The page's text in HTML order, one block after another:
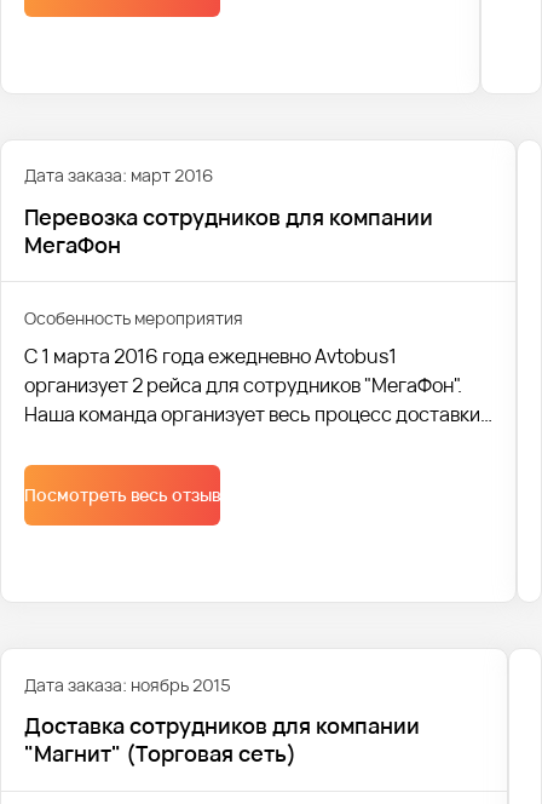
Дата заказа: март 2016
Перевозка сотрудников для компании
МегаФон
Особенность мероприятия
С 1 марта 2016 года ежедневно Avtobus1
организует 2 рейса для сотрудников "МегаФон".
Наша команда организует весь процесс доставки
автобусы, вежливые водители и ни одного
опоздания с начала работы, благодаря
отлаженной системе контроля и тому, что каждое
Посмотреть весь отзыв
Дата заказа: ноябрь 2015
Доставка сотрудников для компании
"Магнит" (Торговая сеть)